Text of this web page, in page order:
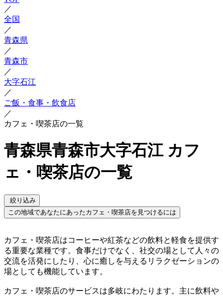
／
全国
／
青森県
／
青森市
／
大字石江
／
ご飯・食事・飲食店
／
カフェ・喫茶店の一覧
青森県青森市大字石江 カフ
ェ・喫茶店の一覧
絞り込み
この地域であなたにあったカフェ・喫茶店を見つけるには
カフェ・喫茶店はコーヒーや紅茶などの飲料と軽食を提供す
る重要な業種です。食事だけでなく、社交の場として人々の
交流を活発にしたり、心に癒しを与えるリラクゼーションの
場としても機能しています。
カフェ・喫茶店のサービスは多岐にわたります。主に飲料や